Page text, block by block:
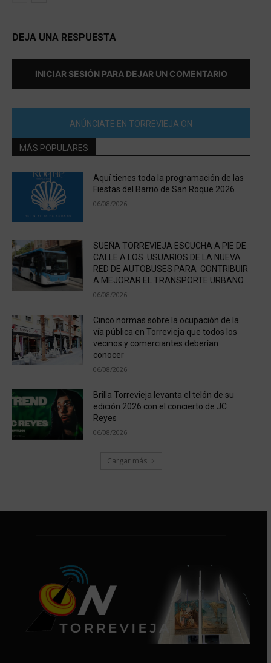
DEJA UNA RESPUESTA
INICIAR SESIÓN PARA DEJAR UN COMENTARIO
ANÚNCIATE EN TORREVIEJA ON
MÁS POPULARES
Aquí tienes toda la programación de las
Fiestas del Barrio de San Roque 2026
06/08/2026
SUEÑA TORREVIEJA ESCUCHA A PIE DE
CALLE A LOS USUARIOS DE LA NUEVA
RED DE AUTOBUSES PARA CONTRIBUIR
A MEJORAR EL TRANSPORTE URBANO
06/08/2026
Cinco normas sobre la ocupación de la
vía pública en Torrevieja que todos los
vecinos y comerciantes deberían
conocer
06/08/2026
Brilla Torrevieja levanta el telón de su
edición 2026 con el concierto de JC
Reyes
06/08/2026
Cargar más